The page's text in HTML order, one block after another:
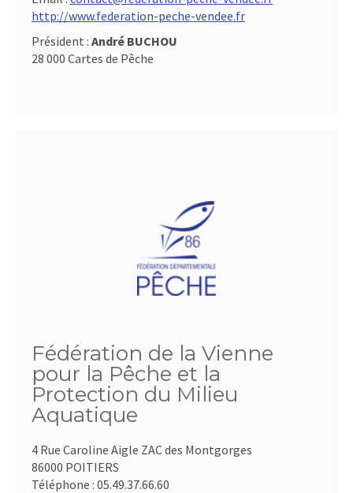
http://www.federation-peche-vendee.fr
Président : André BUCHOU
28 000 Cartes de Pêche
Fédération de la Vienne
pour la Pêche et la
Protection du Milieu
Aquatique
4 Rue Caroline Aigle ZAC des Montgorges
86000 POITIERS
Téléphone : 05.49.37.66.60